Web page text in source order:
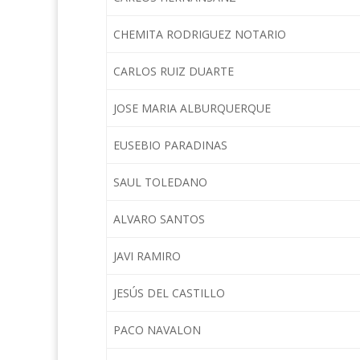
CHEMITA RODRIGUEZ NOTARIO
CARLOS RUIZ DUARTE
JOSE MARIA ALBURQUERQUE
EUSEBIO PARADINAS
SAUL TOLEDANO
ALVARO SANTOS
JAVI RAMIRO
JESÚS DEL CASTILLO
PACO NAVALON